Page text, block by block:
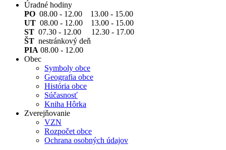
Úradné hodiny
PO 08.00 - 12.00 13.00 - 15.00
UT 08.00 - 12.00 13.00 - 15.00
ST 07.30 - 12.00 12.30 - 17.00
ŠT nestránkový deň
PIA 08.00 - 12.00
Obec
Symboly obce
Geografia obce
História obce
Súčasnosť
Kniha Hôrka
Zverejňovanie
VZN
Rozpočet obce
Ochrana osobných údajov